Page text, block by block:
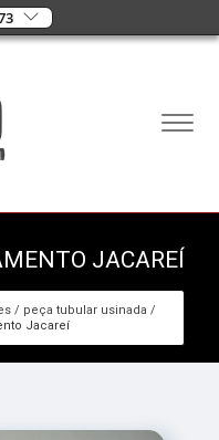
JACAREÍ
peça tubular usinada
Jacareí